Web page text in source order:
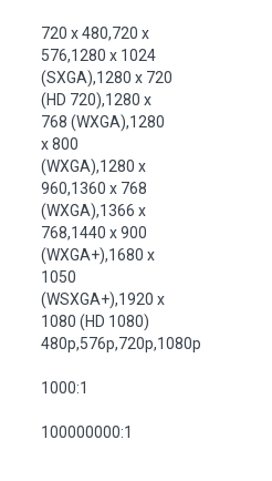
720 x 480,720 x
576,1280 x 1024
(SXGA),1280 x 720
(HD 720),1280 x
768 (WXGA),1280
x 800
(WXGA),1280 x
960,1360 x 768
(WXGA),1366 х
768,1440 x 900
(WXGA+),1680 x
1050
(WSXGA+),1920 x
1080 (HD 1080)
480p,576p,720p,1080p
1000:1
100000000:1